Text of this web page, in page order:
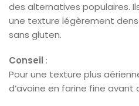
des alternatives populaires.
une texture légèrement
sans gluten.
Conseil :
Pour une texture plus
d’avoine en farine fine